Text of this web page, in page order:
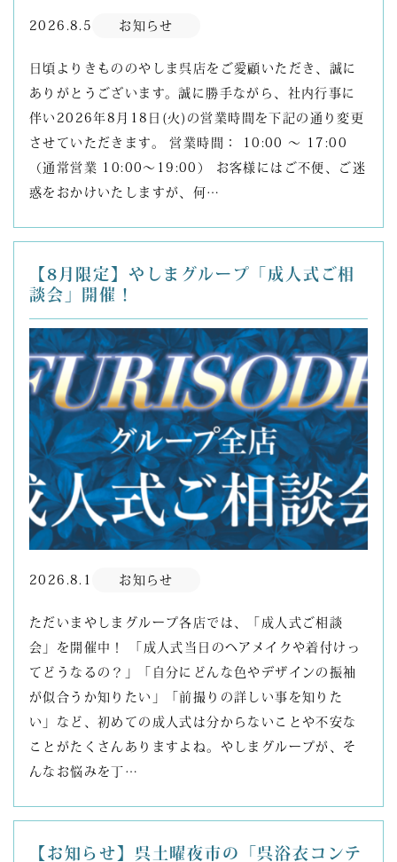
2026.8.5 お知らせ
日頃よりきもののやしま呉店をご愛顧いただき、誠に
ありがとうございます。誠に勝手ながら、社内行事に
伴い2026年8月18日(火)の営業時間を下記の通り変更
させていただきます。 営業時間： 10:00 ～ 17:00
（通常営業 10:00～19:00） お客様にはご不便、ご迷
惑をおかけいたしますが、何…
【8月限定】やしまグループ「成人式ご相
談会」開催！
2026.8.1 お知らせ
ただいまやしまグループ各店では、「成人式ご相談
会」を開催中！ 「成人式当日のヘアメイクや着付けっ
てどうなるの？」「自分にどんな色やデザインの振袖
が似合うか知りたい」「前撮りの詳しい事を知りた
い」など、初めての成人式は分からないことや不安な
ことがたくさんありますよね。やしまグループが、そ
んなお悩みを丁…
【お知らせ】呉土曜夜市の「呉浴衣コンテ